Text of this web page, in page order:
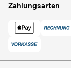
Zahlungsarten